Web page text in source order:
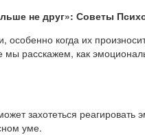
не друг»: Советы
особенно когда их
расскажем, как
захотеться
уме.